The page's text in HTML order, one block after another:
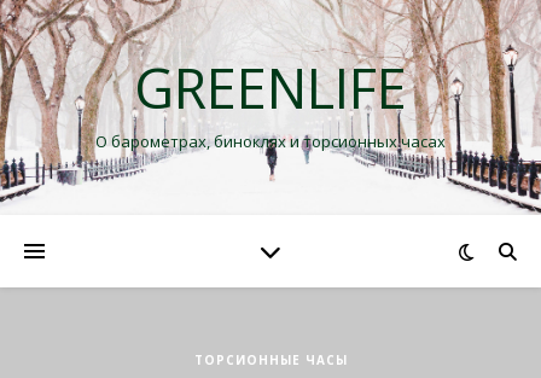
GREENLIFE
О барометрах, биноклях и торсионных часах
ТОРСИОННЫЕ ЧАСЫ